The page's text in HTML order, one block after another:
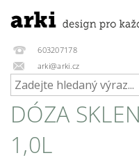
603207178
arki@arki.cz
DÓZA
1,0L